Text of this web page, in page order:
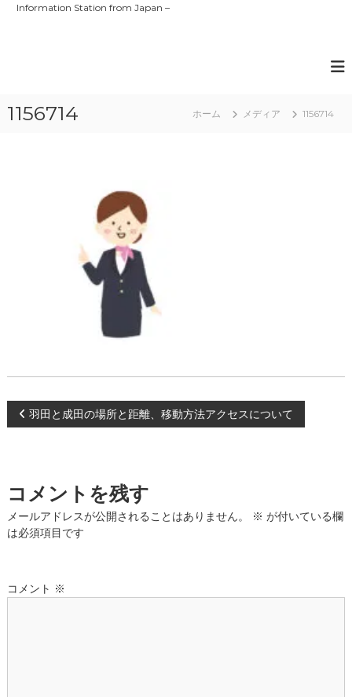
Information Station from Japan –
1156714 ホーム メディア 1156714
投
ナ
ビ
ー
羽田と成田の場所と距離、移動方法アクセスについて
コメントを残す
メールアドレスが公開されることはありません。 ※ が付いている欄
は必須項目です
コメント ※